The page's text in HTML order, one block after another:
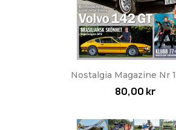
Nostalgia Magazine Nr
80,00 kr